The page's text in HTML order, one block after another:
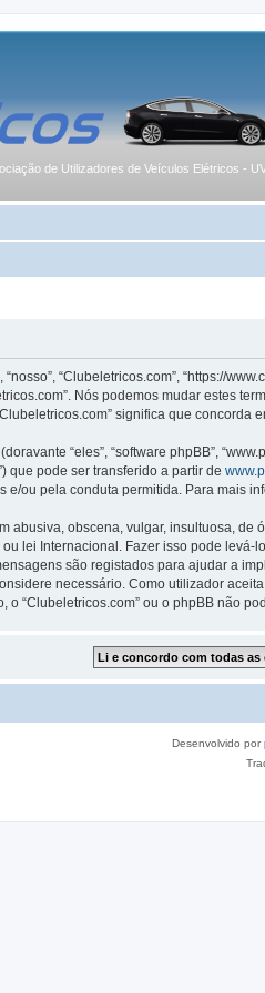
de Utilizadores de Veículos Elétricos -
“nosso”, “Clubeletricos.com”, “https://
Nós podemos mudar estes
significa que
“eles”, “software phpBB”,
que pode ser transferido a partir de
ou pela conduta permitida. Para mais
abusiva, obscena, vulgar, insultuosa,
lei Internacional. Fazer isso pode
são registados para ajudar a
necessário. Como utilizador
o “Clubeletricos.com” ou o phpBB não
Desenvolvido por